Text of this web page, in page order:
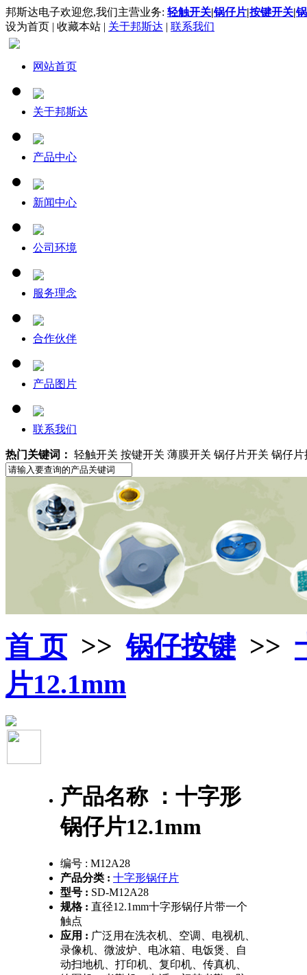
邦斯达电子欢迎您,我们主营业务: 轻触开关|锅仔片|按键开关|
设为首页 | 收藏本站 | 关于邦斯达 | 联系我们
网站首页
关于邦斯达
产品中心
新闻中心
公司环境
服务理念
合作伙伴
产品图片
联系我们
热门关键词： 轻触开关 按键开关 薄膜开关 锅仔片开关 锅仔
首 页>>锅仔按键>>
片12.1mm
产品名称 ： 十字形
锅仔片12.1mm
编号 : M12A28
产品分类 : 十字形锅仔片
型号 : SD-M12A28
规格 : 直径12.1mm十字形锅仔片带一个
触点
应用 : 广泛用在洗衣机、空调、电视机、
录像机、微波炉、电冰箱、电饭煲、自
动扫地机、打印机、复印机、传真机、